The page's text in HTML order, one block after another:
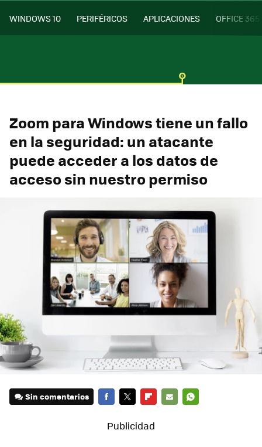
WINDOWS 10 PERIFÉRICOS APLICACIONES OFFICE 365
Zoom para Windows tiene un fallo
en la seguridad: un atacante
puede acceder a los datos de
acceso sin nuestro permiso
Sin comentarios